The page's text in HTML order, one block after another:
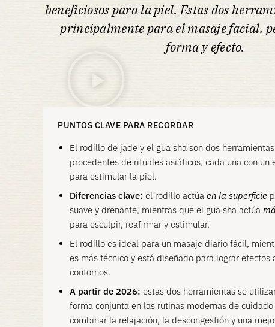
beneficiosos para la piel. Estas dos
principalmente para el masaje facial,
forma y efecto.
PUNTOS CLAVE PARA RECORDAR
El rodillo de jade y el gua sha son dos
procedentes de rituales asiáticos, cada una con un
para estimular la piel.
Diferencias clave: el rodillo actúa en la superficie
suave y drenante, mientras que el gua sha actúa
para esculpir, reafirmar y estimular.
El rodillo es ideal para un masaje diario fácil,
es más técnico y está diseñado para lograr efectos
contornos.
A partir de 2026: estas dos herramientas se
forma conjunta en las rutinas modernas de
combinar la relajación, la descongestión y una